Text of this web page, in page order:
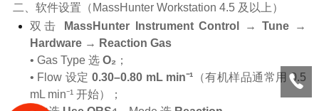
二、软件设置（MassHunter Workstation 4.5 及以上）
双击
MassHunter Instrument Control →Tune →
Hardware→ Reaction Gas
• Gas Type 选 O₂ ；
• Flow 设定0.30–0.80 mL min⁻¹ （有机样品通常用 0.5
mL min⁻¹ 开始）；